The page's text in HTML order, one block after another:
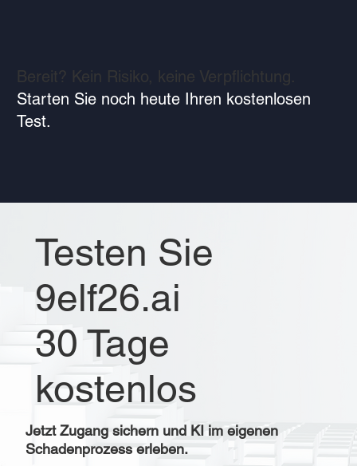
Bereit? Kein Risiko, keine Verpflichtung.
Starten Sie noch heute Ihren kostenlosen
Test.
Testen Sie
9elf26.ai
30 Tage
kostenlos
Jetzt Zugang sichern und KI im eigenen
Schadenprozess erleben.